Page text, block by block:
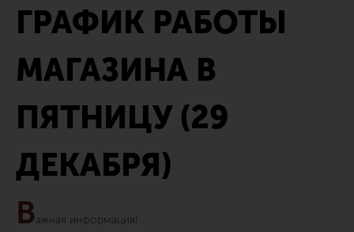
ГРАФИК РАБОТЫ
МАГАЗИНА В
ПЯТНИЦУ (29
ДЕКАБРЯ)
Важная информация!